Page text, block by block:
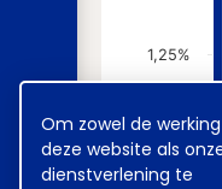
Cookie
melding
Om zowel de
deze website als
dienstverlening te
1%
1,25%